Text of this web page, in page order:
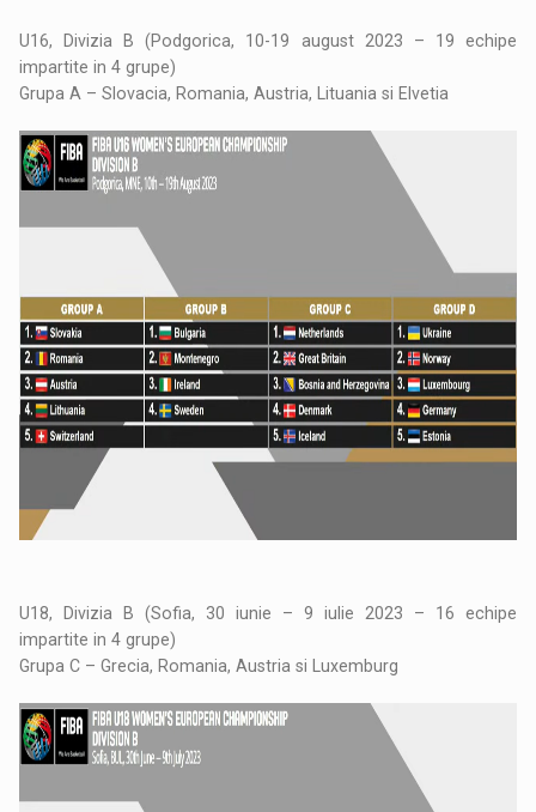
U16, Divizia B (Podgorica, 10-19 august 2023 – 19 echipe
impartite in 4 grupe)
Grupa A – Slovacia, Romania, Austria, Lituania si Elvetia
U18, Divizia B (Sofia, 30 iunie – 9 iulie 2023 – 16 echipe
impartite in 4 grupe)
Grupa C – Grecia, Romania, Austria si Luxemburg